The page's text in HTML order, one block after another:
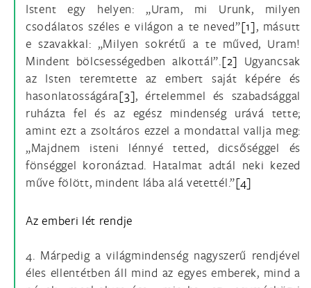
Istent egy helyen: „Uram, mi Urunk, milyen
csodálatos széles e világon a te neved”[1], másutt
e szavakkal: „Milyen sokrétű a te műved, Uram!
Mindent bölcsességedben alkottál”.[2] Ugyancsak
az Isten teremtette az embert saját képére és
hasonlatosságára[3], értelemmel és szabadsággal
ruházta fel és az egész mindenség urává tette;
amint ezt a zsoltáros ezzel a mondattal vallja meg:
„Majdnem isteni lénnyé tetted, dicsőséggel és
fönséggel koronáztad. Hatalmat adtál neki kezed
műve fölött, mindent lába alá vetettél.”[4]
Az emberi lét rendje
4. Márpedig a világmindenség nagyszerű rendjével
éles ellentétben áll mind az egyes emberek, mind a